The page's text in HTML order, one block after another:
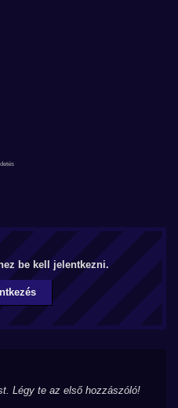
be kell jelentkezni.
Légy te az első hozzászóló!